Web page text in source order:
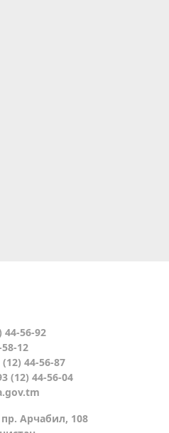
44-56-92
12
44-56-87
(12) 44-56-04
Арчабил, 108